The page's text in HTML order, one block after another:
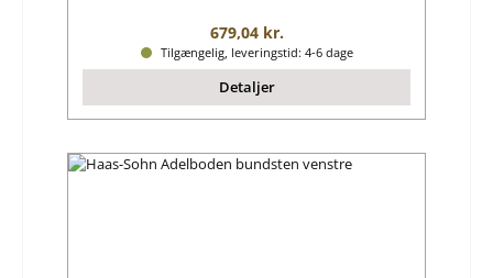
Almindelig pris:
679,04 kr.
Tilgængelig, leveringstid: 4-6 dage
Detaljer